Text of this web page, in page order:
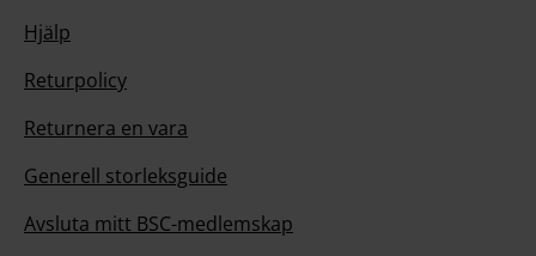
Hjälp
Returpolicy
Returnera en vara
Generell storleksguide
Avsluta mitt BSC-medlemskap